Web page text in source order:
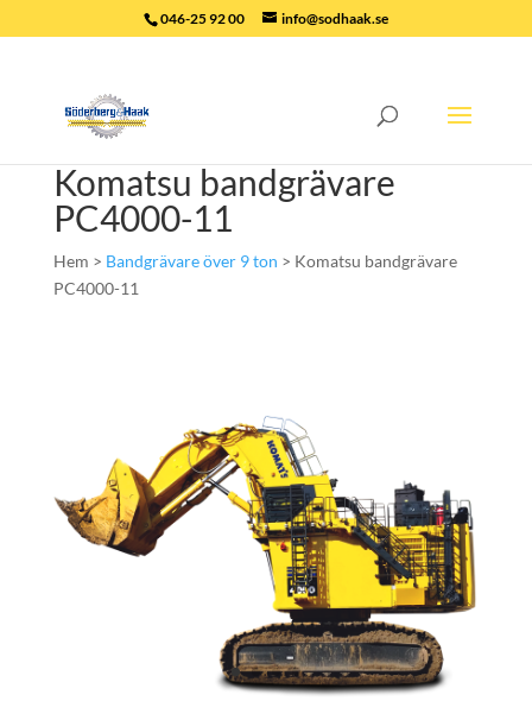
046-25 92 00 info@sodhaak.se
Komatsu bandgrävare
PC4000-11
Hem > Bandgrävare över 9 ton > Komatsu bandgrävare
PC4000-11